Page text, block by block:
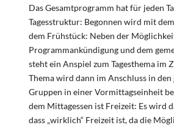
Das Gesamtprogramm hat für jeden
Tagesstruktur: Begonnen wird mit
dem Frühstück: Neben der
Programmankündigung und dem
steht ein Anspiel zum Tagesthema im
Thema wird dann im Anschluss in
Gruppen in einer Vormittagseinheit
dem Mittagessen ist Freizeit: Es wird
dass „wirklich“ Freizeit ist, da die